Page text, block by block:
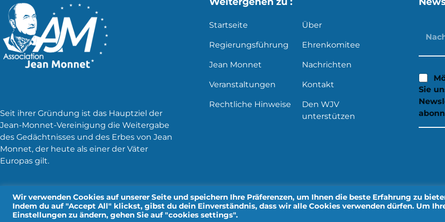
Seit ihrer Gründung ist das Hauptziel der
Jean-Monnet-Vereinigung die Weitergabe
des Gedächtnisses und des Erbes von Jean
Monnet, der heute als einer der Väter
Europas gilt.
Startseite Über
Regierungsführung Ehrenkomitee
Jean Monnet Nachrichten
Veranstaltungen Kontakt
Rechtliche Hinweise
Den WJV
unterstützen
Sie
Rechtliche HinweisePersönliche Daten
Wir verwenden Cookies auf unserer Seite und speichern Ihre Präferenzen, um Ihnen die beste Erfahrung zu
Indem du auf "Accept All" klickst, gibst du dein Einverständnis, dass wir alle Cookies verwenden dürfen. Um
Einstellungen zu ändern, gehen Sie auf "cookies settings".